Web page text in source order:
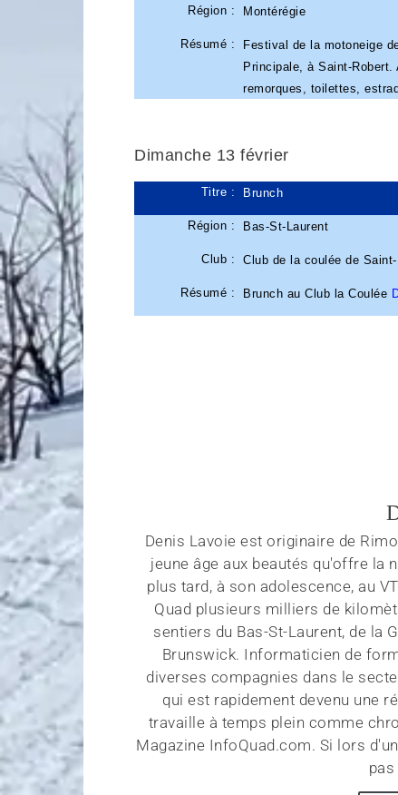
Région : Montérégie
Résumé : Festival de la motoneige
Principale, à Saint-
remorques, toilettes,
Dimanche 13 février
Titre : Brunch
Région : Bas-St-Laurent
Club :Club de la coulée de Saint-
Résumé : Brunch au Club la Coulée
Denis Lavoie est originaire de
jeune âge aux beautés qu'offre la
plus tard, à son adolescence, au
Quad plusieurs milliers de
sentiers du Bas-St-Laurent, de la
Brunswick. Informaticien de
diverses compagnies dans le
qui est rapidement devenu une
travaille à temps plein comme
Magazine InfoQuad.com. Si lors